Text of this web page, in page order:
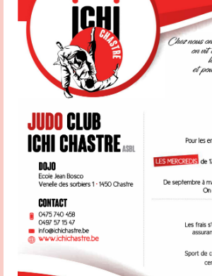
en vue de promouvoir l’éthique sportive ; – D’assurer la
l’implémentation des actions menées par la Fédération.
Hamande Partagez la page